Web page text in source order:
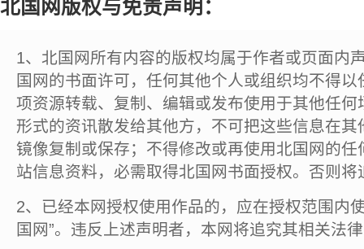
北国网版权与免责声明：
1、北国网所有内容的版权均属于作者或页面内
国网的书面许可，任何其他个人或组织均不得
项资源转载、复制、编辑或发布使用于其他任
形式的资讯散发给其他方，不可把这些信息在
镜像复制或保存；不得修改或再使用北国网的
站信息资料，必需取得北国网书面授权。否则将
2、已经本网授权使用作品的，应在授权范围内
国网”。违反上述声明者，本网将追究其相关法